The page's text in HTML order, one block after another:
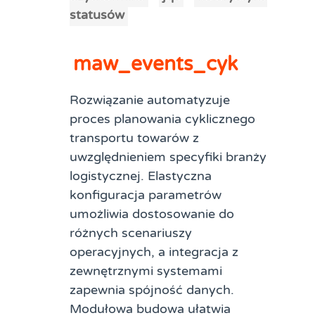
statusów
maw_events_cyk
Rozwiązanie automatyzuje
proces planowania cyklicznego
transportu towarów z
uwzględnieniem specyfiki branży
logistycznej. Elastyczna
konfiguracja parametrów
umożliwia dostosowanie do
różnych scenariuszy
operacyjnych, a integracja z
zewnętrznymi systemami
zapewnia spójność danych.
Modułowa budowa ułatwia